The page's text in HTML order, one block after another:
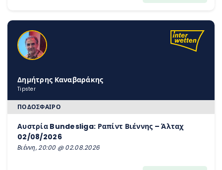
Δημήτρης Καναβαράκης
Tipster
ΠΟΔΌΣΦΑΙΡΟ
Αυστρία Bundesliga: Ραπίντ Βιέννης – Άλταχ
02/08/2026
Βιέννη, 20:00 @ 02.08.2026